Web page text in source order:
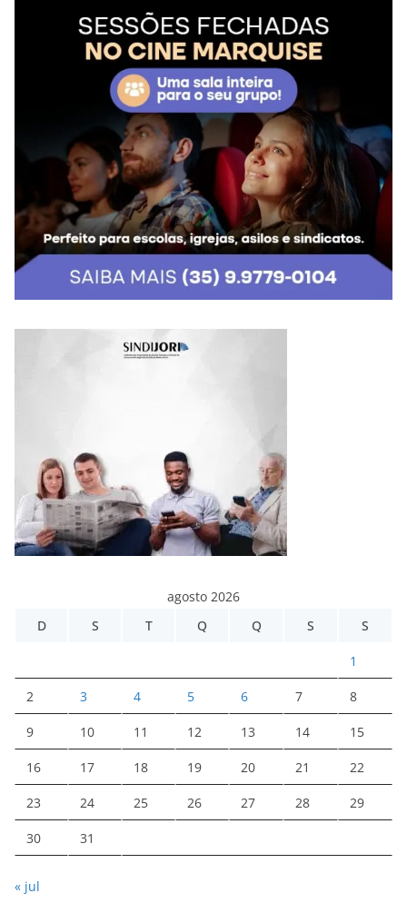
agosto 2026
D
S T Q Q S S
1
2 3 4 5 6 7 8
9 10 11 12 13 14 15
16 17 18 19 20 21 22
23 24 25 26 27 28 29
30 31
« jul